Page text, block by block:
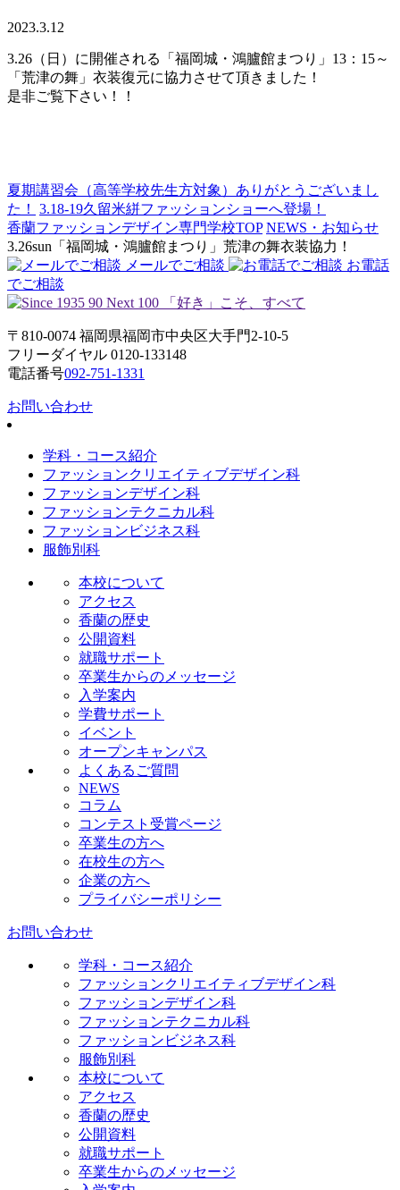
2023.3.12
3.26（日）に開催される「福岡城・鴻臚館まつり」13：15～
「荒津の舞」衣装復元に協力させて頂きました！
是非ご覧下さい！！
夏期講習会（高等学校先生方対象）ありがとうございまし
た！
3.18-19久留米絣ファッションショーへ登場！
香蘭ファッションデザイン専門学校TOP NEWS・お知らせ
3.26sun「福岡城・鴻臚館まつり」荒津の舞衣装協力！
メールでご相談
お電話
でご相談
〒810-0074 福岡県福岡市中央区大手門2-10-5
フリーダイヤル 0120-133148
電話番号092-751-1331
お問い合わせ
学科・コース紹介
ファッションクリエイティブデザイン科
ファッションデザイン科
ファッションテクニカル科
ファッションビジネス科
服飾別科
本校について
アクセス
香蘭の歴史
公開資料
就職サポート
卒業生からのメッセージ
入学案内
学費サポート
イベント
オープンキャンパス
よくあるご質問
NEWS
コラム
コンテスト受賞ページ
卒業生の方へ
在校生の方へ
企業の方へ
プライバシーポリシー
お問い合わせ
学科・コース紹介
ファッションクリエイティブデザイン科
ファッションデザイン科
ファッションテクニカル科
ファッションビジネス科
服飾別科
本校について
アクセス
香蘭の歴史
公開資料
就職サポート
卒業生からのメッセージ